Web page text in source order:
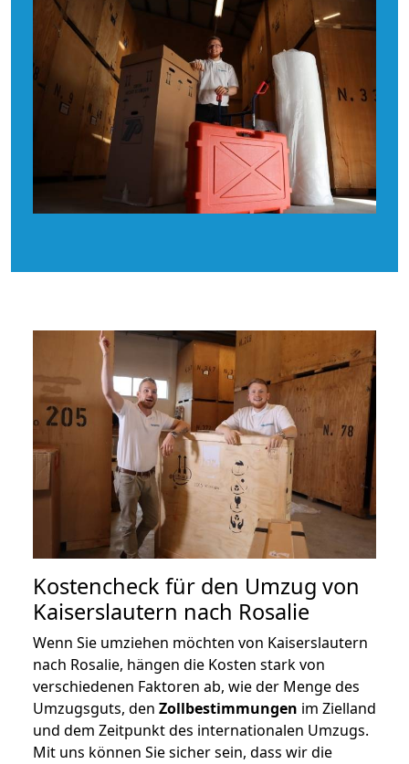
Kostencheck für den Umzug von
Kaiserslautern nach Rosalie
Wenn Sie umziehen möchten von Kaiserslautern
nach Rosalie, hängen die Kosten stark von
verschiedenen Faktoren ab, wie der Menge des
Umzugsguts, den Zollbestimmungen im Zielland
und dem Zeitpunkt des internationalen Umzugs.
Mit uns können Sie sicher sein, dass wir die